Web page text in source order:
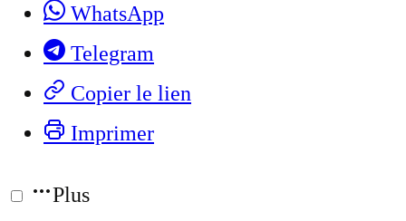
WhatsApp
Telegram
Copier le lien
Imprimer
Plus